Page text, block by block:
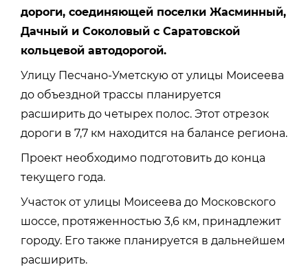
дороги, соединяющей поселки Жасминный,
Дачный и Соколовый с Саратовской
кольцевой автодорогой.
Улицу Песчано-Уметскую от улицы Моисеева
до объездной трассы планируется
расширить до четырех полос. Этот отрезок
дороги в 7,7 км находится на балансе региона.
Проект необходимо подготовить до конца
текущего года.
Участок от улицы Моисеева до Московского
шоссе, протяженностью 3,6 км, принадлежит
городу. Его также планируется в дальнейшем
расширить.